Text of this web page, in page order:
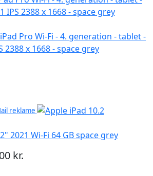
Pro Wi-Fi - 4. generation - tablet -
2388 x 1668 - space grey
reklame
2021 Wi-Fi 64 GB space grey
kr.